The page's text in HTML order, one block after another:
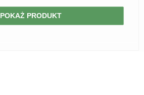
POKAŻ PRODUKT